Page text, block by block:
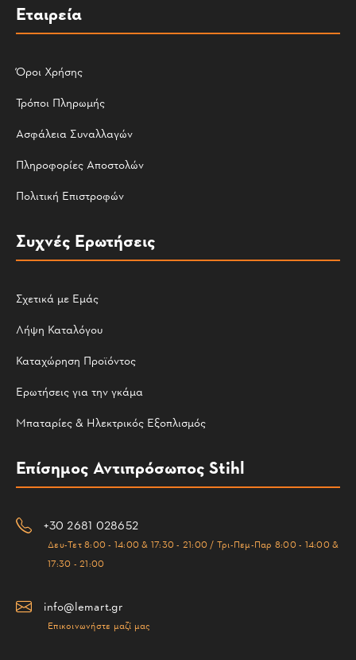
Εταιρεία
Όροι Χρήσης
Τρόποι Πληρωμής
Ασφάλεια Συναλλαγών
Πληροφορίες Αποστολών
Πολιτική Επιστροφών
Συχνές Ερωτήσεις
Σχετικά με Εμάς
Λήψη Καταλόγου
Καταχώρηση Προϊόντος
Ερωτήσεις για την γκάμα
Μπαταρίες & Ηλεκτρικός Εξοπλισμός
Επίσημος Αντιπρόσωπος Stihl
+30 2681 028652
Δευ-Τετ 8:00 - 14:00 & 17:30 - 21:00 / Τρι-Πεμ-Παρ 8:00 - 14:00 &
17:30 - 21:00
info@lemart.gr
Επικοινωνήστε μαζί μας